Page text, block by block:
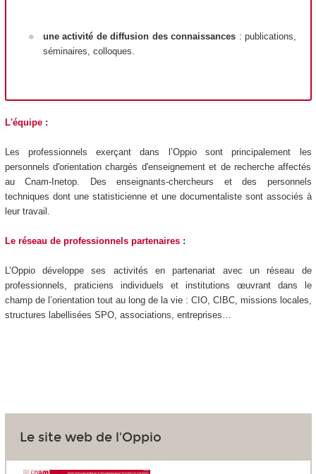
une activité de diffusion des connaissances : publications,
séminaires, colloques.
L'équipe:
Les professionnels exerçant dans l’Oppio sont principalement les
personnels d'orientation chargés d'enseignement et de recherche affectés
au Cnam-Inetop. Des enseignants-chercheurs et des personnels
techniques dont une statisticienne et une documentaliste sont associés à
leur travail.
Le réseau de professionnels partenaires:
L’Oppio développe ses activités en partenariat avec un réseau de
professionnels, praticiens individuels et institutions œuvrant dans le
champ de l’orientation tout au long de la vie : CIO, CIBC, missions locales,
structures labellisées SPO, associations, entreprises…
Le site web de l'Oppio